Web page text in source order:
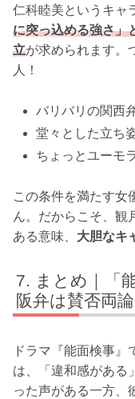
仁科睦美というキャ
に突っ込める強さ」
立が求められます。
人！
バリバリの関西
堂々とした立ち
ちょっとユーモ
この条件を満たす女
ん。だからこそ、観
ある意味、 大胆なキ
まとめ｜「
阪弁は賛否両
ドラマ『能面検事』
は、「違和感がある
った声がある一方、